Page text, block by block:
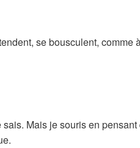
se bousculent, comme
Mais je souris en pensant